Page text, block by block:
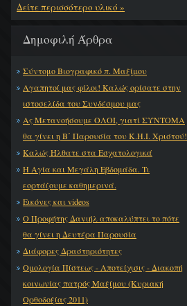
Δείτε περισσότερο υλικό »
Δημοφιλή Άρθρα
Σύντομο Βιογραφικό π. Μαξίμου
Αγαπητοί μας φίλοι! Καλώς ορίσατε στην
ιστοσελίδα του Συνδέσμου μας
Ας Μετανοήσουμε ΟΛΟΙ, γιατί ΣΥΝΤΟΜΑ
θα γίνει η Β΄ Παρουσία του Κ.Η.Ι. Χριστού!
Καλώς Ήλθατε στα Εσχατολογικά
Η Αγία και Μεγάλη Εβδομάδα. Τι
εορτάζουμε καθημερινά.
Εικόνες και videos
Ο Προφήτης Δανιήλ αποκαλύπτει το πότε
θα γίνει η Δευτέρα Παρουσία
Διάφορες Δραστηριότητες
Ομολογία Πίστεως - Αποτείχισις - Διακοπή
κοινωνίας πατρός Μαξίμου (Κυριακή
Ορθοδοξίας 2011)